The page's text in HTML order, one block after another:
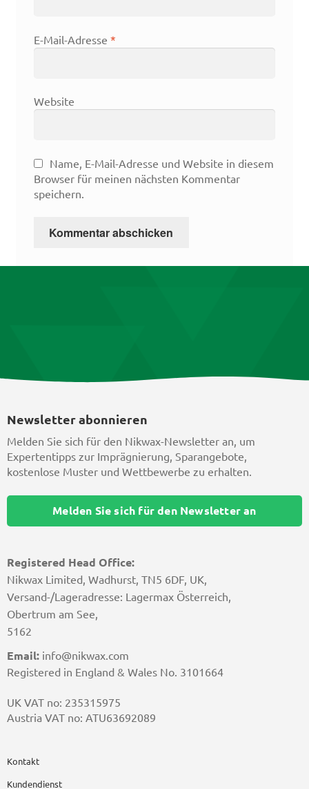
E-Mail-Adresse *
Website
Name, E-Mail-Adresse und Website in diesem
Browser für meinen nächsten Kommentar
speichern.
Registered Head Office:
Nikwax Limited, Wadhurst, TN5 6DF, UK,
Versand-/Lageradresse: Lagermax Österreich,
Obertrum am See,
5162
Email: info@nikwax.com
Registered in England & Wales No. 3101664
UK VAT no: 235315975
Austria VAT no: ATU63692089
Kontakt
Kundendienst
Newsletter abonnieren
Melden Sie sich für den Nikwax-Newsletter an, um
Expertentipps zur Imprägnierung, Sparangebote,
kostenlose Muster und Wettbewerbe zu erhalten.
Melden Sie sich für den Newsletter an